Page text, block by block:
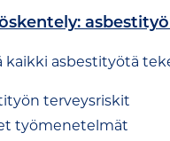
kaikki asbestityötä
terveysriskit
työmenetelmät